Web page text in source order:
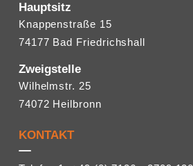
Hauptsitz
Knappenstraße 15
74177 Bad Friedrichshall
Zweigstelle
Wilhelmstr. 25
74072 Heilbronn
KONTAKT